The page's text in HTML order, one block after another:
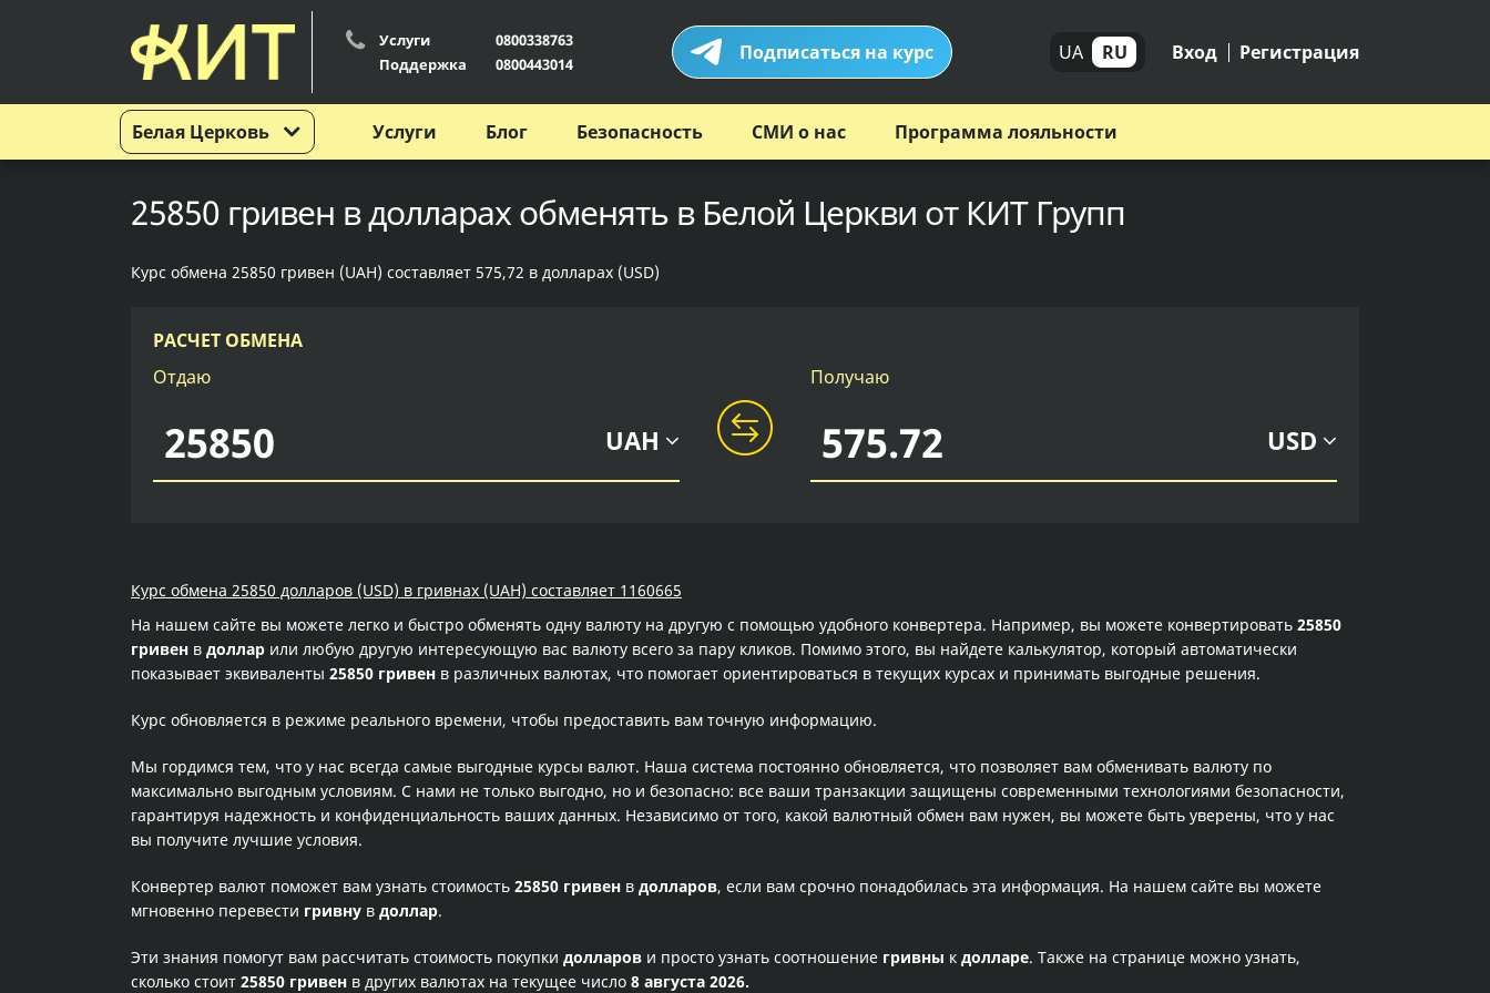
Белая Церковь
Услуги
0800338763
Поддержка
0800443014 Подписаться на курс UA RU Вход Регистрация
Услуги Блог Безопасность СМИ о нас Программа лояльности
25850 гривен в долларах обменять в Белой Церкви от КИТ Групп
Курс обмена 25850 гривен (UAH) составляет 575,72 в долларах (USD)
РАСЧЕТ ОБМЕНА
Отдаю
UAH
Получаю
USD
Курс обмена 25850 долларов (USD) в гривнах (UAH) составляет 1160665
На нашем сайте вы можете легко и быстро обменять одну валюту на другую с помощью удобного конвертера. Например, вы можете конвертировать 25850
гривен в доллар или любую другую интересующую вас валюту всего за пару кликов. Помимо этого, вы найдете калькулятор, который автоматически
показывает эквиваленты 25850 гривен в различных валютах, что помогает ориентироваться в текущих курсах и принимать выгодные решения.
Курс обновляется в режиме реального времени, чтобы предоставить вам точную информацию.
Мы гордимся тем, что у нас всегда самые выгодные курсы валют. Наша система постоянно обновляется, что позволяет вам обменивать валюту по
максимально выгодным условиям. С нами не только выгодно, но и безопасно: все ваши транзакции защищены современными технологиями безопасности,
гарантируя надежность и конфиденциальность ваших данных. Независимо от того, какой валютный обмен вам нужен, вы можете быть уверены, что у нас
вы получите лучшие условия.
Конвертер валют поможет вам узнать стоимость 25850 гривен в долларов, если вам срочно понадобилась эта информация. На нашем сайте вы можете
мгновенно перевести гривну в доллар.
Эти знания помогут вам рассчитать стоимость покупки долларов и просто узнать соотношение гривны к долларе. Также на странице можно узнать,
сколько стоит 25850 гривен в других валютах на текущее число 8 августа 2026.